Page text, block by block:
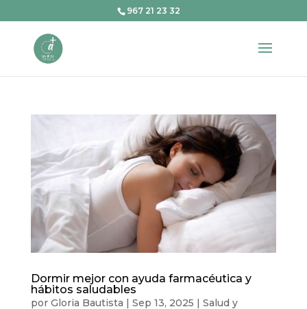
967 21 23 32
Dormir mejor con ayuda farmacéutica y
hábitos saludables
por Gloria Bautista | Sep 13, 2025 | Salud y